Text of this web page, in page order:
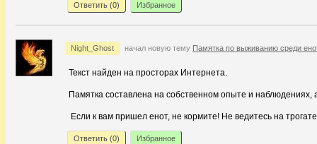
Ответить (0) Избранное
Night_Ghost начал новую тему Памятка по выживанию среди
Текст найден на просторах Интернета.
Памятка составлена на собственном опыте и наблюдениях,
Если к вам пришел енот, не кормите! Не ведитесь на
Ответить (0) Избранное